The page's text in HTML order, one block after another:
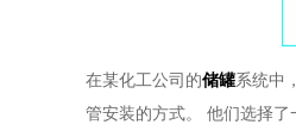
在某化工公司的储罐系统中
管安装的方式。 他们选择